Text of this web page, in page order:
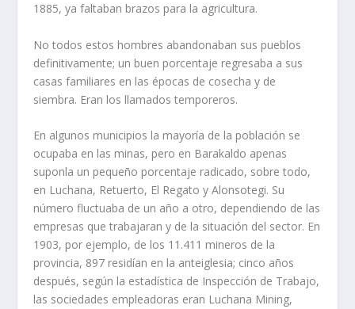
1885, ya faltaban brazos para la agricultura.
No todos estos hombres abandonaban sus pueblos
definitivamente; un buen porcentaje regresaba a sus
casas familiares en las épocas de cosecha y de
siembra. Eran los llamados temporeros.
En algunos municipios la mayorí­a de la población se
ocupaba en las minas, pero en Barakaldo apenas
suponla un pequeño por­centaje radicado, sobre todo,
en Luchana, Retuerto, El Regato y Alonsotegi. Su
número fluctuaba de un año a otro, dependiendo de las
empresas que trabajaran y de la situa­ción del sector. En
1903, por ejemplo, de los 11.411 mineros de la
provincia, 897 residí­an en la anteiglesia; cinco años
después, según la estadí­stica de Inspección de Trabajo,
las sociedades empleadoras eran Luchana Mining,